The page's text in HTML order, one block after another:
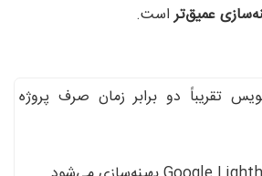
عمیق‌تراست.
تقریباً دو برابر زمان صرف پروژه